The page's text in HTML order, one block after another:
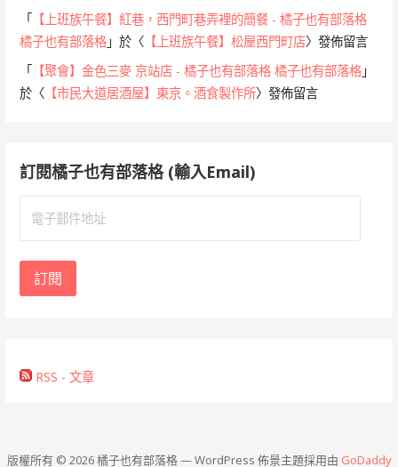
「
【上班族午餐】紅巷，西門町巷弄裡的簡餐 - 橘子也有部落格
橘子也有部落格 」於〈 【上班族午餐】松屋西門町店〉發佈留言
「
【聚會】金色三麥 京站店 - 橘子也有部落格 橘子也有部落格 」
於〈 【市民大道居酒屋】東京。酒食製作所〉發佈留言
訂閱橘子也有部落格 (輸入Email)
地
訂閱
RSS - 文章
版權所有 © 2026 橘子也有部落格 — WordPress 佈景主題採用由 GoDaddy